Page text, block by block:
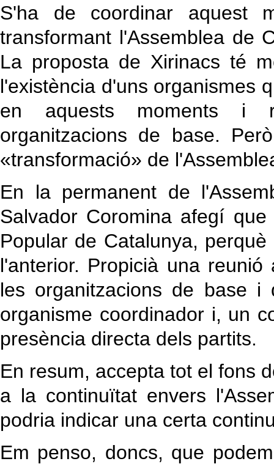
S'ha de coordinar aquest
transformant l'Assemblea de
La proposta de Xirinacs té
l'existència d'uns organismes
en aquests moments i
organitzacions de base.
«transformació» de
En la permanent de
Salvador Coromina afegí
Popular de Catalunya,
l'anterior. Propicià una
les organitzacions de base
organisme coordinador i, un
presència directa dels partits.
En resum, accepta tot el fons
a la continuïtat envers
podria indicar una certa
Em penso, doncs, que